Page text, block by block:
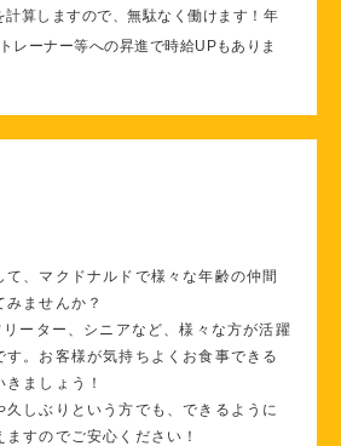
計算しますので、無駄なく働けます！年
レーナー等への昇進で時給UPもありま
て、マクドナルドで様々な年齢の仲間
みませんか？
ーター、シニアなど、様々な方が活躍
す。お客様が気持ちよくお食事できる
ましょう！
久しぶりという方でも、できるように
すのでご安心ください！